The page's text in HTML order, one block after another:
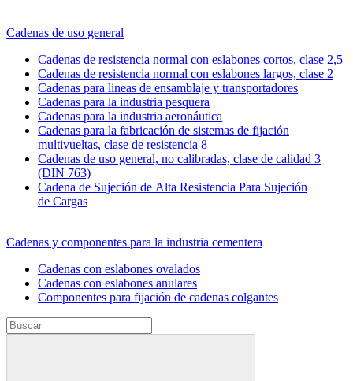
Cadenas de uso general
Cadenas de resistencia normal con eslabones cortos, clase 2,5
Cadenas de resistencia normal con eslabones largos, clase 2
Cadenas para lineas de ensamblaje y transportadores
Cadenas para la industria pesquera
Cadenas para la industria aeronáutica
Cadenas para la fabricación de sistemas de fijación
multivueltas, clase de resistencia 8
Cadenas de uso general, no calibradas, clase de calidad 3
(DIN 763)
Cadena de Sujeción de Alta Resistencia Para Sujeción
de Cargas
Cadenas y componentes para la industria cementera
Cadenas con eslabones ovalados
Cadenas con eslabones anulares
Componentes para fijación de cadenas colgantes